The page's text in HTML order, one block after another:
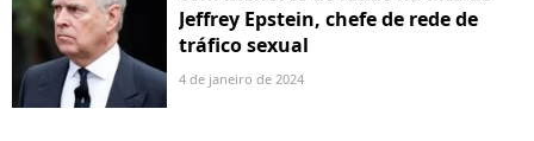
Jeffrey Epstein, chefe de rede de
tráfico sexual
4 de janeiro de 2024